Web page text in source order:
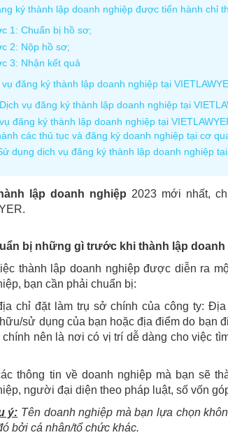
ký thành lập doanh nghiệp được tiến hành chỉ
1: Chuẩn bị hồ sơ;
2: Nộp hồ sơ;
3: Nhận kết quả
đăng ký thành lập doanh nghiệp tại
vụ đăng ký thành lập doanh nghiệp tại
đăng ký thành lập doanh nghiệp tại
các thủ tục và đăng ký doanh nghiệp tại cơ
dụng dịch vụ đăng ký thành lập doanh nghiệp
lập doanh nghiệp 2023 mới nhất,
bị những gì trước khi thành lập doanh
thành lập doanh nghiệp được diễn ra
bạn cần phải chuẩn bị:
chỉ đặt làm trụ sở chính của công ty:
sử dụng của bạn hoặc địa điểm do bạn
chính nên là nơi có vị trí dễ dàng cho việc
thông tin về doanh nghiệp mà bạn sẽ
người đại diện theo pháp luật, số vốn
ý: Tên doanh nghiệp mà bạn lựa chọn
bởi cá nhân/tổ chức khác.